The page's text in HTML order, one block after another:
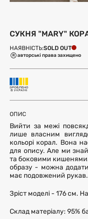
СУКНЯ "MARY"
НАЯВНІСТЬ:SOLD OUT
авторські права захищено
ОПИС
Вийти за межі
лише власним
кольорі корал. Вона
для опису. Але ми
та боковими
образу - можна
має подовжений
Зріст моделі - 176 см.
Склад матеріалу: 95%